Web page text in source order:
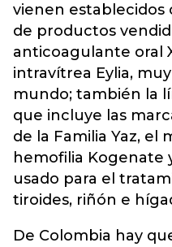
vienen establecidos
de productos
anticoagulante oral
intravítrea Eylia,
mundo; también la
que incluye las
de la Familia Yaz, el
hemofilia Kogenate
usado para el
tiroides, riñón e
De Colombia hay